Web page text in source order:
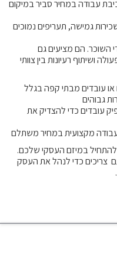
עבודה במחיר סביר במיקום
גמישה, תעריפים נמוכים
השוכר. הם מציעים גם
ושיתוף רעיונות בין צוותי
או עובדים מבתי קפה בגלל
גבוהים
עובדים כדי להצדיק את
מקצועית במחיר משתלם
במיזם העסקי שלכם.
צריכים כדי לנהל את העסק